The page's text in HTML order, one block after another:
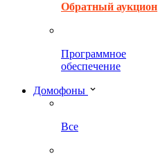
Обратный аукцион
Программное
обеспечение
Домофоны
Все